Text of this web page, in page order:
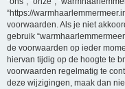
“https://
voorwaarden. Als je niet
gebruik
de voorwaarden op ieder
hiervan tijdig op de hoogte te
voorwaarden regelmatig te
deze wijzigingen, maak dan